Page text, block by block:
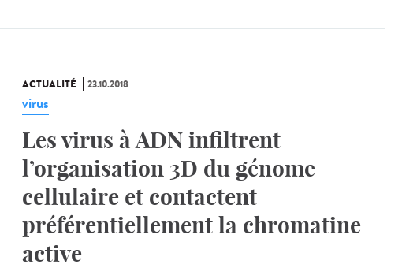
ACTUALITÉ 23.10.2018
virus
Les virus à ADN infiltrent
l’organisation 3D du génome
cellulaire et contactent
préférentiellement la chromatine
active